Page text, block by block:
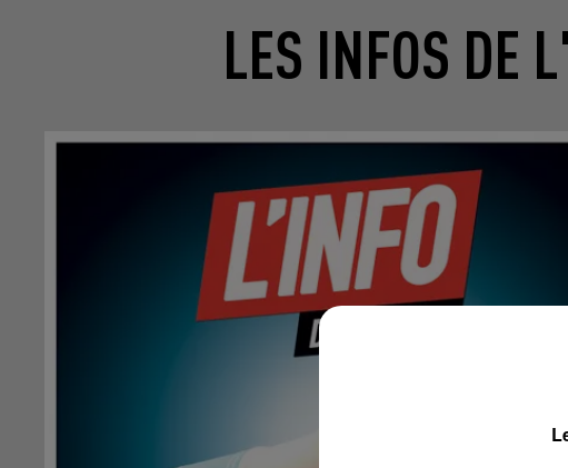
LES INFOS DE